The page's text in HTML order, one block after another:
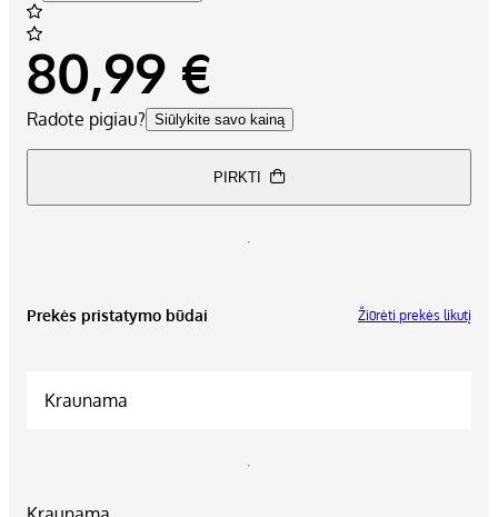
80,99 €
Radote pigiau? Siūlykite savo kainą
PIRKTI
Prekės pristatymo būdai Žiūrėti prekės likutį
Kraunama